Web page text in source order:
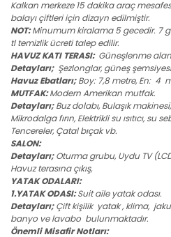
Kalkan merkeze 15 dakika araç
balayı çiftleri için dizayn edilmiştir.
NOT:Minumum kiralama 5 gecedir. 7
tl temizlik ücreti talep edilir.
HAVUZ KATI TERASI:Güneşlenme
Detayları;Şezlonglar, güneş
Havuz Ebatları;Boy: 7,8 metre, En: 4
MUTFAK:Modern Amerikan mutfak.
Detayları;Buz dolabı, Bulaşık
Mikrodalga fırın, Elektrikli su ısıtıcı, su
Tencereler, Çatal bıçak vb.
SALON:
Detayları;Oturma grubu, Uydu TV
Havuz terasına çıkış,
YATAK ODALARI:
1.YATAK ODASI:Suit aile yatak odası.
Detayları;Çift kişilik yatak , klima,
banyo ve lavabo bulunmaktadır.
Önemli Misafir Notları: